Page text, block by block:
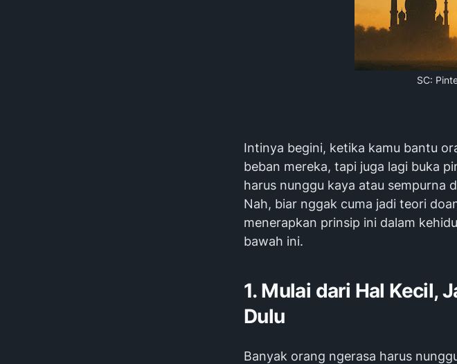
SC:
Intinya begini, ketika kamu bantu
beban mereka, tapi juga lagi buka
harus nunggu kaya atau sempurna
Nah, biar nggak cuma jadi teori
menerapkan prinsip ini dalam
bawah ini.
1. Mulai dari Hal Kecil,
Dulu
Banyak orang ngerasa harus